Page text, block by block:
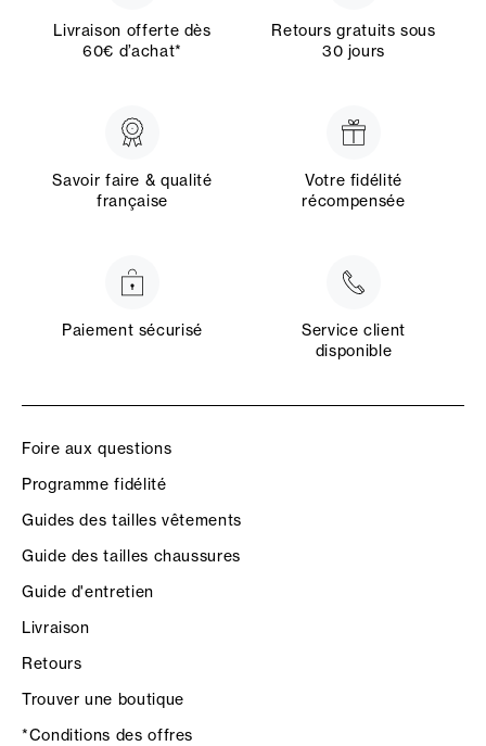
Livraison offerte dès
60€ d’achat*
Retours gratuits sous
30 jours
Savoir faire & qualité
française
Votre fidélité
récompensée
Paiement sécurisé
Service client
disponible
Foire aux questions
Programme fidélité
Guides des tailles vêtements
Guide des tailles chaussures
Guide d'entretien
Livraison
Retours
Trouver une boutique
*Conditions des offres